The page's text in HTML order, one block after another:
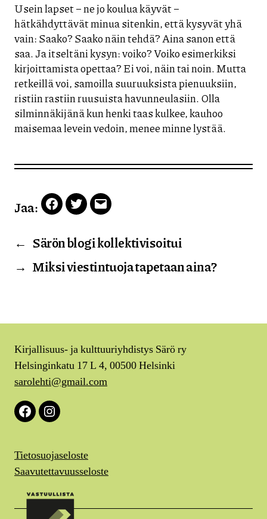
Usein lapset – ne jo koulua käyvät –
hätkähdyttävät minua sitenkin, että kysyvät yhä
vain: Saako? Saako näin tehdä? Aina sanon että
saa. Ja itseltäni kysyn: voiko? Voiko esimerkiksi
kirjoittamista opettaa? Ei voi, näin tai noin. Mutta
retkeillä voi, samoilla suuruuksista pienuuksiin,
ristiin rastiin ruusuista havunneulasiin. Olla
silminnäkijänä kun henki taas kulkee, kauhoo
maisemaa levein vedoin, menee minne lystää.
Jaa: Facebook
TwitterEmail
← Särön blogi kollektivisoitui
→ Miksi viestintuoja tapetaan aina?
Kirjallisuus- ja kulttuuriyhdistys Särö ry
Helsinginkatu 17 L 4, 00500 Helsinki
sarolehti@gmail.com
FacebookInstagram
Tietosuojaseloste
Saavutettavuusseloste